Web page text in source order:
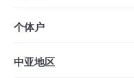
个体户
中亚地区